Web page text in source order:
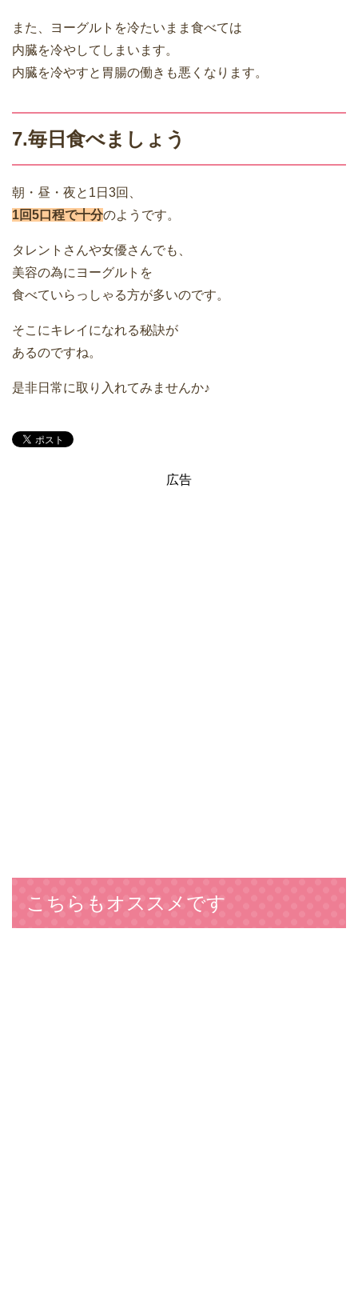
また、ヨーグルトを冷たいまま食べては
内臓を冷やしてしまいます。
内臓を冷やすと胃腸の働きも悪くなります。
7.毎日食べましょう
朝・昼・夜と1日3回、
1回5口程で十分のようです。
タレントさんや女優さんでも、
美容の為にヨーグルトを
食べていらっしゃる方が多いのです。
そこにキレイになれる秘訣が
あるのですね。
是非日常に取り入れてみませんか♪
広告
こちらもオススメです